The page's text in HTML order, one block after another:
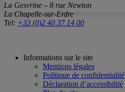
La Gesvrine – 8 rue Newton
La Chapelle-sur-Erdre
Tel: +33 (0)2 40 37 14 00
Informations sur le site
Mentions légales
Politique de confidentialité
Déclaration d’accessibilité